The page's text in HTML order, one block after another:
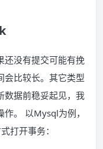
还没有提交可能有挽
会比较长。其它类型
数据前稳妥起见，我
。 以Mysql为例，
打开事务：